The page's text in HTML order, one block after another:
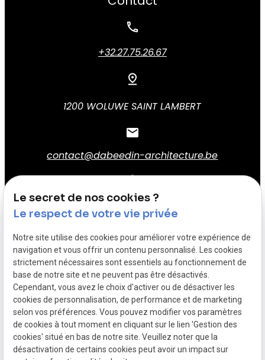
+32.27.75.26.67
1200 WOLUWE SAINT LAMBERT
email
contact@dabeedin-architecture.be
Visites uniquement sur rdv
Mentions légales
Politique de
confidentialité
Gestion
des
cookies
TVA
Intracommunautaire :
BE0792875723
Le secret de nos cookies ?
Le respect de votre vie privée
Notre site utilise des cookies pour améliorer votre expérience de
navigation et vous offrir un contenu personnalisé. Les cookies
strictement nécessaires sont essentiels au fonctionnement de
base de notre site et ne peuvent pas être désactivés.
Cependant, vous avez le choix d'activer ou de désactiver les
cookies de personnalisation, de performance et de marketing
selon vos préférences. Vous pouvez modifier vos paramètres
de cookies à tout moment en cliquant sur le lien 'Gestion des
cookies' situé en bas de notre site. Veuillez noter que la
désactivation de certains cookies peut avoir un impact sur